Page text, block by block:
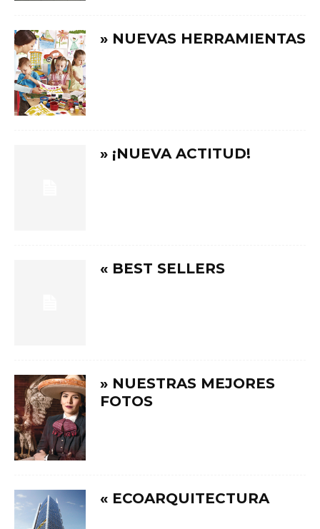
» NUEVAS HERRAMIENTAS
» ¡NUEVA ACTITUD!
« BEST SELLERS
» NUESTRAS MEJORES
FOTOS
« ECOARQUITECTURA